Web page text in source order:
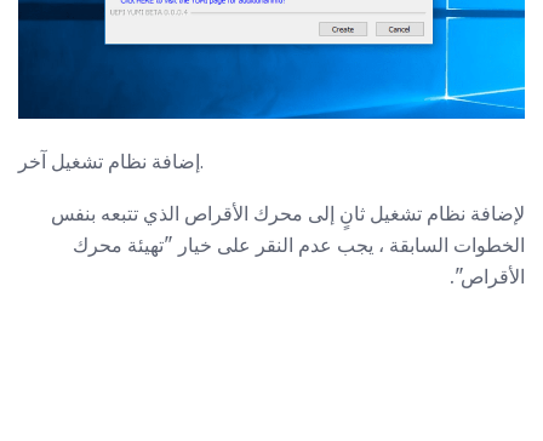
إضافة نظام تشغيل آخر.
لإضافة نظام تشغيل ثانٍ إلى محرك الأقراص الذي تتبعه بنفس
الخطوات السابقة ، يجب عدم النقر على خيار "تهيئة محرك
الأقراص".